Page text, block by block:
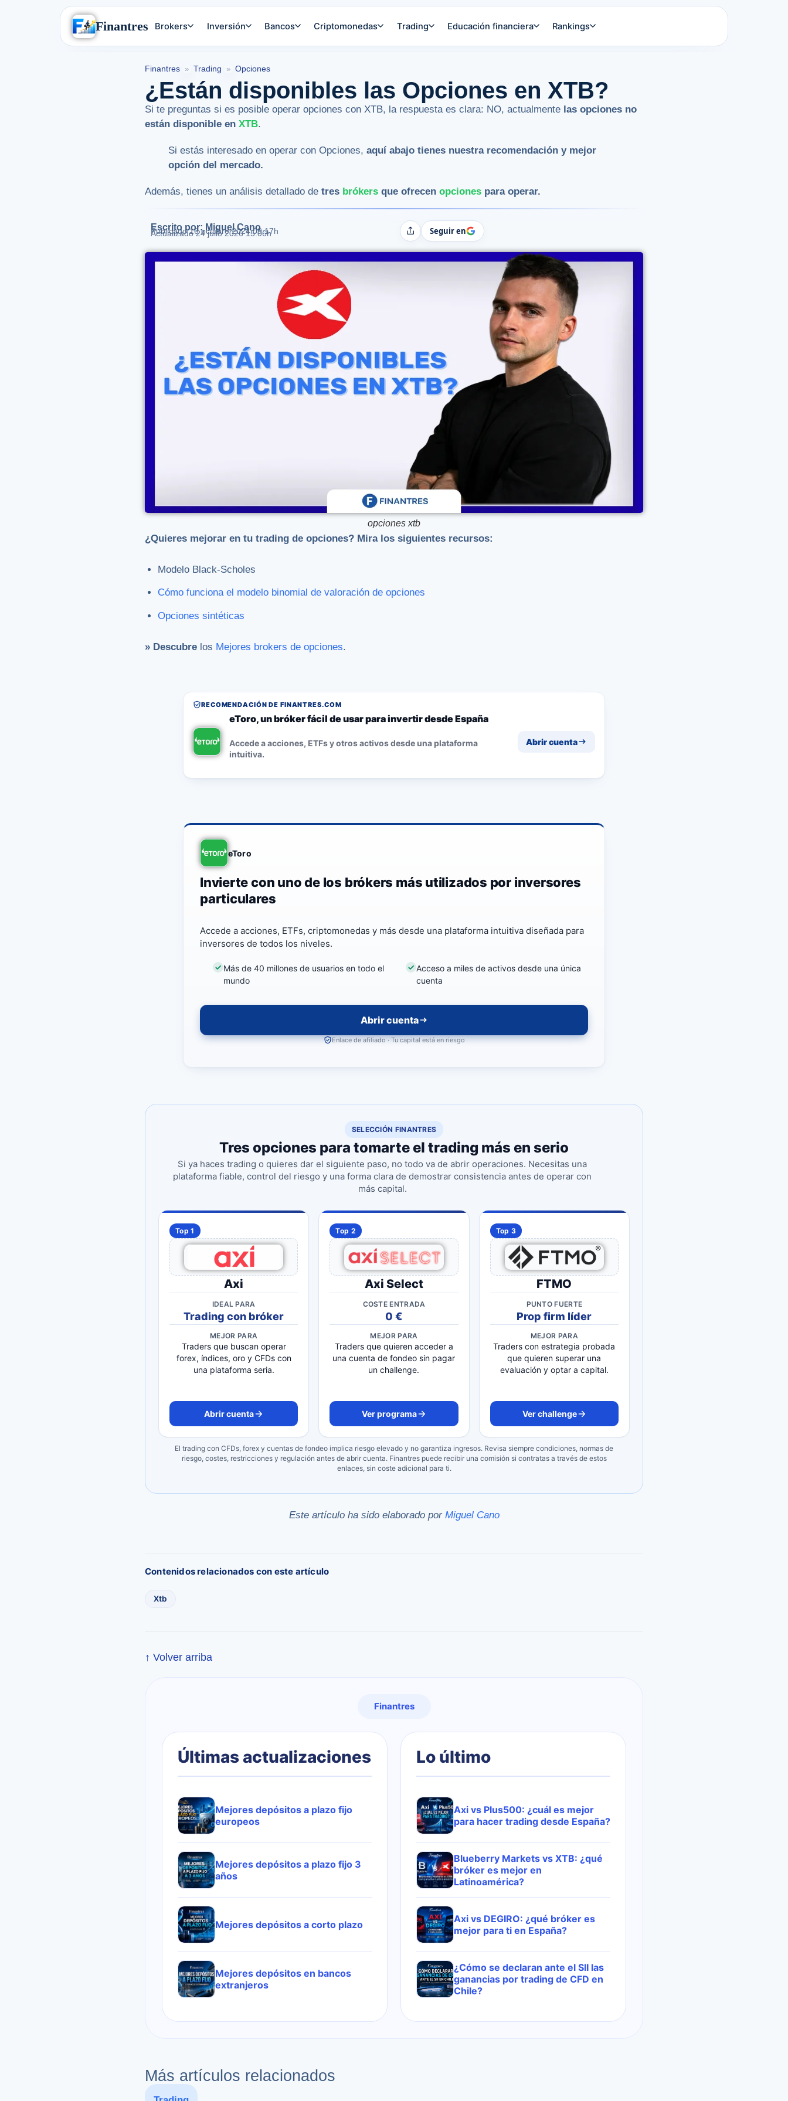
Finantres Brokers Inversión Bancos Criptomonedas Trading Educación financiera Rankings
Finantres » Trading » Opciones
¿Están disponibles las Opciones en XTB?
Si te preguntas si es posible operar opciones con XTB, la respuesta es clara: NO, actualmente las opciones no
están disponible en XTB.
Si estás interesado en operar con Opciones, aquí abajo tienes nuestra recomendación y mejor
opción del mercado.
Además, tienes un análisis detallado de tres brókers que ofrecen opciones para operar.
Escrito por: Miguel Cano
Publicado 16 octubre 2024 09:17h
Actualizado 24 julio 2026 15:06h CompartirSeguir en
opciones xtb
¿Quieres mejorar en tu trading de opciones? Mira los siguientes recursos:
Modelo Black-Scholes
Cómo funciona el modelo binomial de valoración de opciones
Opciones sintéticas
» Descubre los Mejores brokers de opciones.
RECOMENDACIÓN DE FINANTRES.COM
eToro, un bróker fácil de usar para invertir desde España
Accede a acciones, ETFs y otros activos desde una plataforma
intuitiva.
Abrir cuenta
eToro
Invierte con uno de los brókers más utilizados por inversores
particulares
Accede a acciones, ETFs, criptomonedas y más desde una plataforma intuitiva diseñada para
inversores de todos los niveles.
Más de 40 millones de usuarios en todo el
mundo
Acceso a miles de activos desde una única
cuenta
Abrir cuenta
Enlace de afiliado · Tu capital está en riesgo
SELECCIÓN FINANTRES
Tres opciones para tomarte el trading más en serio
Si ya haces trading o quieres dar el siguiente paso, no todo va de abrir operaciones. Necesitas una
plataforma fiable, control del riesgo y una forma clara de demostrar consistencia antes de operar con
más capital.
Top 1
Axi
IDEAL PARA
Trading con bróker
MEJOR PARA
Traders que buscan operar
forex, índices, oro y CFDs con
una plataforma seria.
Abrir cuenta
Top 2
Axi Select
COSTE ENTRADA
0 €
MEJOR PARA
Traders que quieren acceder a
una cuenta de fondeo sin pagar
un challenge.
Ver programa
Top 3
FTMO
PUNTO FUERTE
Prop firm líder
MEJOR PARA
Traders con estrategia probada
que quieren superar una
evaluación y optar a capital.
Ver challenge
El trading con CFDs, forex y cuentas de fondeo implica riesgo elevado y no garantiza ingresos. Revisa siempre condiciones, normas de
riesgo, costes, restricciones y regulación antes de abrir cuenta. Finantres puede recibir una comisión si contratas a través de estos
enlaces, sin coste adicional para ti.
Este artículo ha sido elaborado por Miguel Cano
Contenidos relacionados con este artículo
Xtb
↑ Volver arriba
Finantres
Últimas actualizaciones
Mejores depósitos a plazo fijo
europeos
Mejores depósitos a plazo fijo 3
años
Mejores depósitos a corto plazo
Mejores depósitos en bancos
extranjeros
Lo último
Axi vs Plus500: ¿cuál es mejor
para hacer trading desde España?
Blueberry Markets vs XTB: ¿qué
bróker es mejor en
Latinoamérica?
Axi vs DEGIRO: ¿qué bróker es
mejor para ti en España?
¿Cómo se declaran ante el SII las
ganancias por trading de CFD en
Chile?
Más artículos relacionados